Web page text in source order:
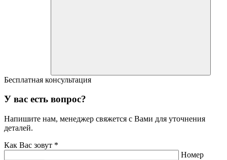
Бесплатная консультация
У вас есть вопрос?
Напишите нам, менеджер свяжется с Вами для уточнения
деталей.
Как Вас зовут *
Номер